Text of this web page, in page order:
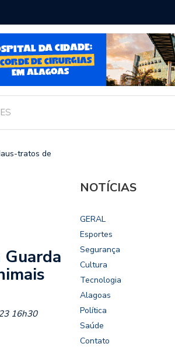
Câmara dialoga com UFAL e
Legislativo
tratos de
16h30
NOTÍCIAS
GERAL
Esportes
Segurança
Cultura
Tecnologia
Alagoas
Política
Saúde
Contato